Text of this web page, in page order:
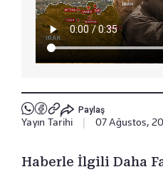
Paylaş
Yayın Tarihi 07 Ağustos,
Haberle İlgili Daha